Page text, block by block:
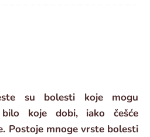
su bolesti koje mogu
koje dobi, iako češće
Postoje mnoge vrste bolesti